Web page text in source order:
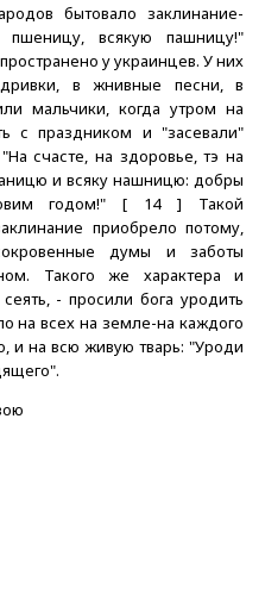
бытовало заклинание-
всякую пашницу!"
у украинцев. У них
в жнивные песни, в
мальчики, когда утром на
с праздником и "засевали"
счасте, на здоровье, тэ на
и всяку нашницю: добры
годом!" [ 14 ] Такой
приобрело потому,
думы и заботы
Такого же характера и
- просили бога уродить
на всех на земле-на каждого
и на всю живую тварь: "Уроди